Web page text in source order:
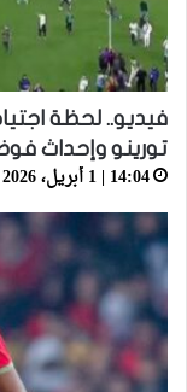
فيديو.. لحظة
تورينو وإحداث
14:04 | 1 أبريل، 2026